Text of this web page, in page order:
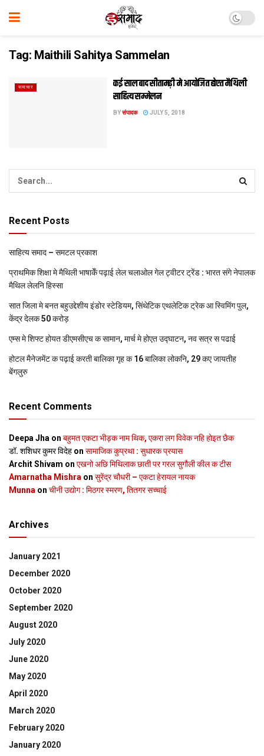
Tag: Maithili Sahitya Sammelan
समाचार
कई साल बाद सीतामढ़ी मे आयोजित होएत मैथिली
साहित्य सम्मेलन
BYसंपादक JULY 5, 2018
Recent Posts
साहित्य समाद – समटल प्रकाश
प्राथमिक शि‍क्षा मे मैथि‍ली भाषाकेँ पढ़ाई लेल चलाओल गेल ट्वीटर ट्रेंड : भारत संगे नेपालक
मैथिल लेलनि हिस्सा
सात जिला मे बनत बहुउद्देशीय इंडोर स्‍टेडि‍यम, सिंथेटिक एथलेटिक ट्रेक आ स्विमिंग पुल,
केंद्र देलक 50 करोड़
एम्स मे शिफ्ट होयत डीएमसीएच क सामान, मार्च मे होएत उद्घाटन, नव सत्र स पढाई
होटल मैनेजमेंट क पढ़ाई करती बालिका गृह क 16 बालिका लोकनि, 29 कए जायतीह
बेंगलुरु
Recent Comments
Deepa Jha on बहुमत एकटा भीड़क नाम थिक, एकरा लग विवेक नहि होइत छैक
डॉ. शशिधर कुमर विदेह on सामाजिक कुप्रथा : सुधारक प्रयास
Archit Shivam on एखनो अछि मिथिलाक छाती पर गरल सुगौली कील क टीस
Amarnatha Mishra on सुरेंद्र चौधरी – एकटा हेरायल नायक
Munna on चीनी उद्योग : मिठगर स्‍मरण, तितगर सच्‍चाई
Archives
January 2021
December 2020
October 2020
September 2020
August 2020
July 2020
June 2020
May 2020
April 2020
March 2020
February 2020
January 2020